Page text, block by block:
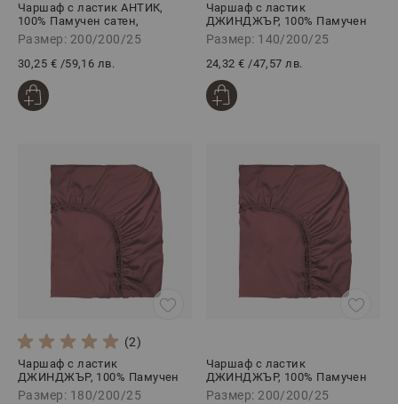
Чаршаф с ластик АНТИК,
100% Памучен сатен,
200/200/25 см
Размер: 200/200/25
30,25 € /59,16 лв.
Чаршаф с ластик
ДЖИНДЖЪР, 100% Памучен
сатен, 140/200/25 см
Размер: 140/200/25
24,32 € /47,57 лв.
(2)
Чаршаф с ластик
ДЖИНДЖЪР, 100% Памучен
сатен, 180/200/25 см
Размер: 180/200/25
Чаршаф с ластик
ДЖИНДЖЪР, 100% Памучен
сатен, 200/200/25 см
Размер: 200/200/25